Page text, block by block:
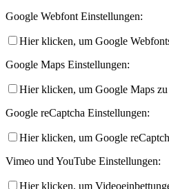
Google Webfont Einstellungen:
Hier klicken, um Google
Google Maps Einstellungen:
Hier klicken, um Google Maps
Google reCaptcha Einstellungen:
Hier klicken, um Google
Vimeo und YouTube Einstellungen:
Hier klicken, um